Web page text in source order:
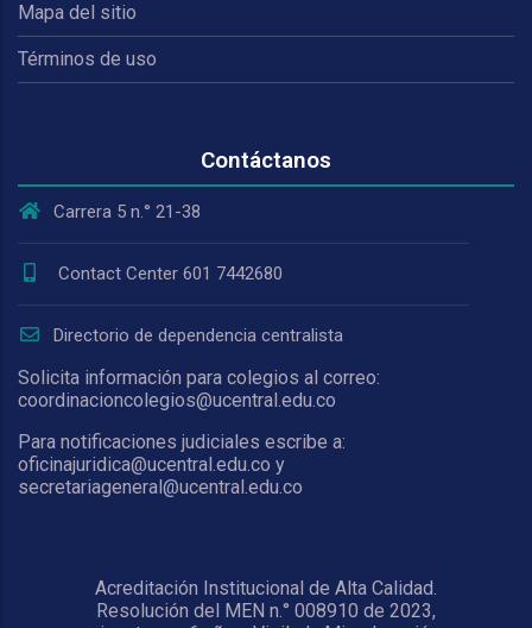
Mapa del sitio
Términos de uso
Contáctanos
Carrera 5 n.° 21-38
Contact Center 601 7442680
Directorio de dependencia centralista
Solicita información para colegios al correo:
coordinacioncolegios@ucentral.edu.co
Para notificaciones judiciales escribe a:
oficinajuridica@ucentral.edu.co y
secretariageneral@ucentral.edu.co
Acreditación Institucional de Alta Calidad.
Resolución del MEN n.° 008910 de 2023,